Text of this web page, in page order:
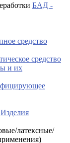
БАД -
средство
средство
и их
Изделия